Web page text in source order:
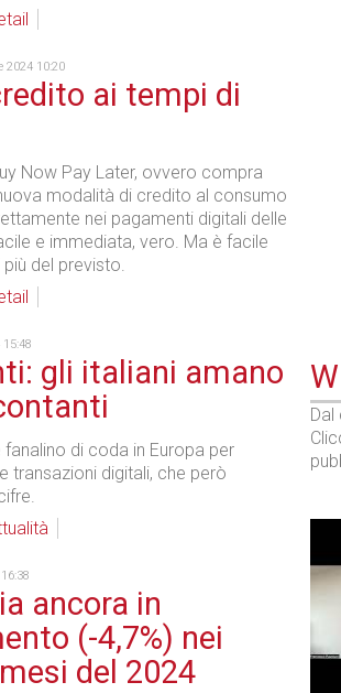
2024 10:20
ai tempi di
Now Pay Later, ovvero compra
modalità di credito al consumo
nei pagamenti digitali delle
e immediata, vero. Ma è facile
del previsto.
gli italiani amano
fanalino di coda in Europa per
transazioni digitali, che però
ancora in
(-4,7%) nei
del 2024